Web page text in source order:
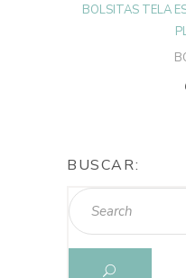
BOLSITAS TELA
BUSCAR: